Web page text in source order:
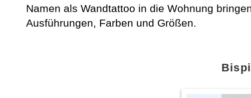
Namen als Wandtattoo in die Wohnung
Ausführungen, Farben und Größen.